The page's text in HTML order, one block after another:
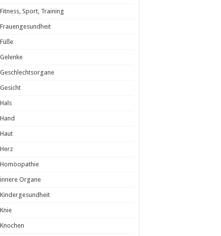
Fitness, Sport, Training
Frauengesundheit
Füße
Gelenke
Geschlechtsorgane
Gesicht
Hals
Hand
Haut
Herz
Homöopathie
innere Organe
Kindergesundheit
Knie
Knochen